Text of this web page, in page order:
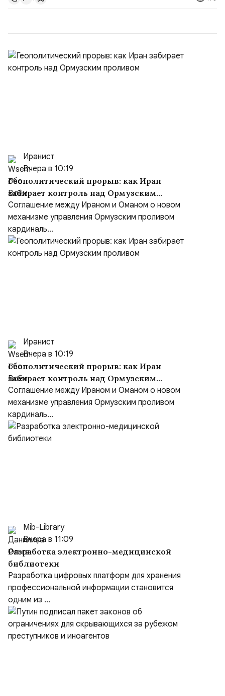
командующий Черноморским флотом ВМФ России
Иранист
Вчера в 10:19
Геополитический прорыв: как Иран
забирает контроль над Ормузским
проливом
Соглашение между Ираном и Оманом о новом
механизме управления Ормузским проливом
кардиналь...
Иранист
Вчера в 10:19
Геополитический прорыв: как Иран
забирает контроль над Ормузским
проливом
Соглашение между Ираном и Оманом о новом
механизме управления Ормузским проливом
кардиналь...
Mib-Library
Вчера в 11:09
Разработка электронно-медицинской
библиотеки
Разработка цифровых платформ для хранения
профессиональной информации становится
одним из ...